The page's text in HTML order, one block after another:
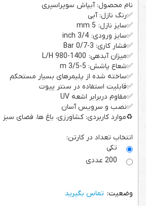
نام محصول: آبپاش سوپراسپری
✅رنگ نازل: آبی
✅سایز نازل: mm 5
✅سایز ورودی: inch 3/4
✅فشار کاری: 3-0/7 Bar
✅میزان آبدهی: 1400-980 L/H
✅شعاع پاشش: 5-3/5 m
✅ساخته شده از پلیمرهای بسیار مستحکم
✅قابلیت استفاده در سنتر پیوت
✅مقاوم دربرابر اشعه UV
✅نصب و سرویس آسان
♻️موارد کاربردی: کشاورزی، باغ ها، فضای سبز
انتخاب تعداد در کارتن:
تکی
تماس بگیرید